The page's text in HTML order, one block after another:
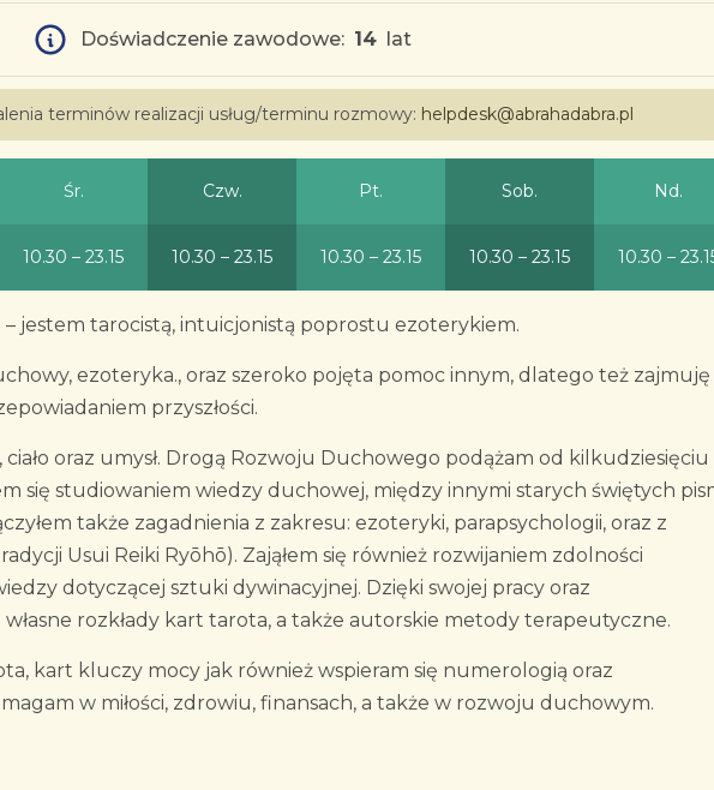
Doświadczenie zawodowe: 14 lat
terminów realizacji usług/terminu rozmowy: helpdesk@abrahadabra.pl
Śr. Czw. Pt. Sob. Nd.
10.30 – 23.15 10.30 – 23.15 10.30 – 23.15 10.30 – 23.15 10.30 –
– jestem tarocistą, intuicjonistą poprostu ezoterykiem.
ezoteryka., oraz szeroko pojęta pomoc innym, dlatego też zajmuję
przyszłości.
ciało oraz umysł. Drogą Rozwoju Duchowego podążam od kilkudziesięciu
się studiowaniem wiedzy duchowej, między innymi starych świętych
także zagadnienia z zakresu: ezoteryki, parapsychologii, oraz z
Usui Reiki Ryōhō). Zająłem się również rozwijaniem zdolności
dotyczącej sztuki dywinacyjnej. Dzięki swojej pracy oraz
rozkłady kart tarota, a także autorskie metody terapeutyczne.
kart kluczy mocy jak również wspieram się numerologią oraz
w miłości, zdrowiu, finansach, a także w rozwoju duchowym.